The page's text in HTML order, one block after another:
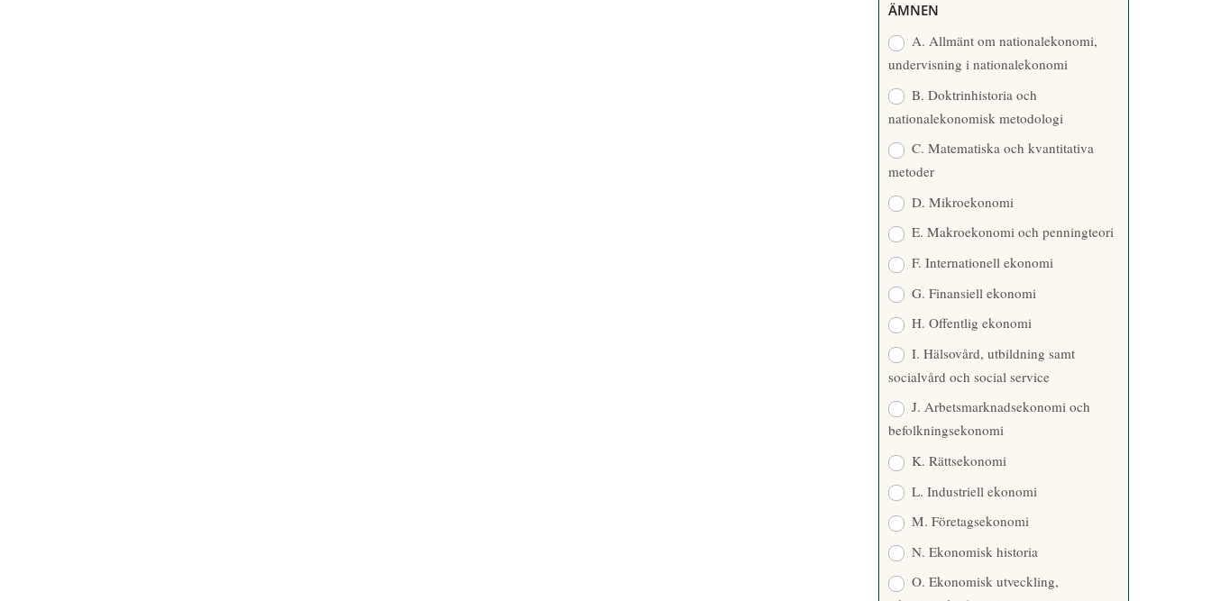
ÄMNEN
A. Allmänt om nationalekonomi,
undervisning i nationalekonomi
B. Doktrinhistoria och
nationalekonomisk metodologi
C. Matematiska och kvantitativa
metoder
D. Mikroekonomi
E. Makroekonomi och penningteori
F. Internationell ekonomi
G. Finansiell ekonomi
H. Offentlig ekonomi
I. Hälsovård, utbildning samt
socialvård och social service
J. Arbetsmarknadsekonomi och
befolkningsekonomi
K. Rättsekonomi
L. Industriell ekonomi
M. Företagsekonomi
N. Ekonomisk historia
O. Ekonomisk utveckling,